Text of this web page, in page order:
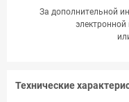
За дополнительной
Технические